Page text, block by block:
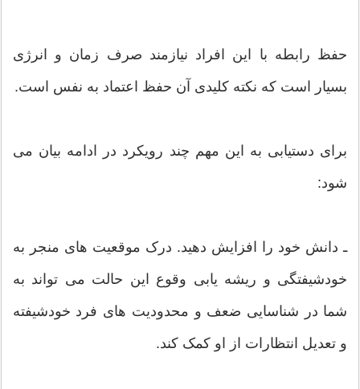
حفظ رابطه با این افراد نیازمند صرف زمان و انرژی
بسیار است که نکته کلیدی آن حفظ اعتماد به نفس است.
برای دستیابی به این مهم چند رویکرد در ادامه بیان می
شود:
ـ دانش خود را افزایش دهید. درک موقعیت های منجر به
خودشیفتگی و ریشه یابی وقوع این حالت می تواند به
شما در شناسایی ضعف و محدودیت های فرد خودشیفته
و تعدیل انتظارات از او کمک کند.